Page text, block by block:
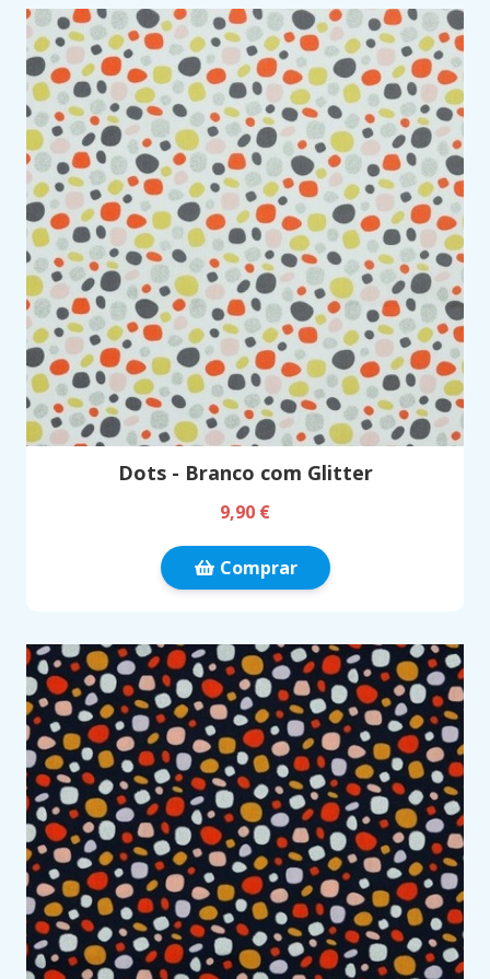
Dots - Branco com Glitter
9,90 €
Comprar